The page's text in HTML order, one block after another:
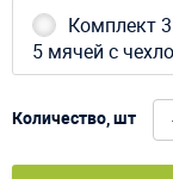
Комплект
5 мячей с
Количество, шт